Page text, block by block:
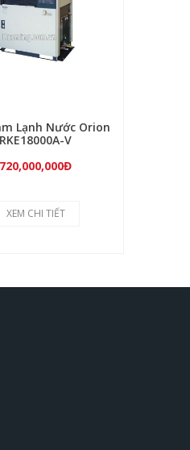
Lạnh Nước Orion
RKE18000A-V
720,000,000Đ
XEM CHI TIẾT